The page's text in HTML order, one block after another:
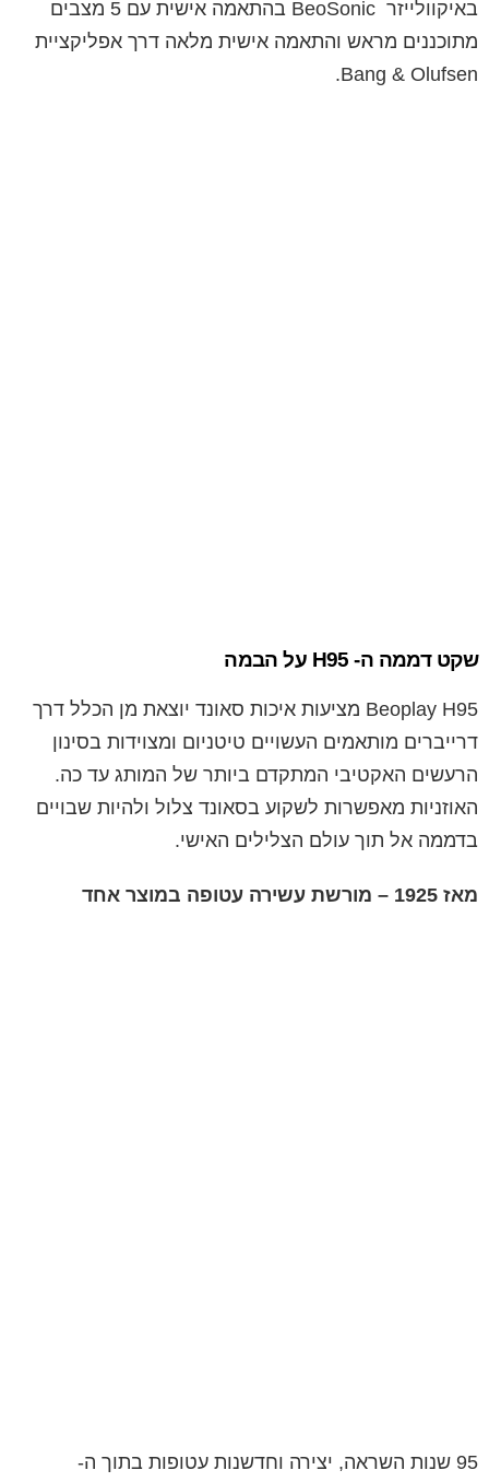
באיקוולייזר BeoSonic בהתאמה אישית עם 5 מצבים
מתוכננים מראש והתאמה אישית מלאה דרך אפליקציית
Bang & Olufsen.
שקט דממה ה- H95 על הבמה
Beoplay H95 מציעות איכות סאונד יוצאת מן הכלל דרך
דרייברים מותאמים העשויים טיטניום ומצוידות בסינון
הרעשים האקטיבי המתקדם ביותר של המותג עד כה.
האוזניות מאפשרות לשקוע בסאונד צלול ולהיות שבויים
בדממה אל תוך עולם הצלילים האישי.
מאז 1925 – מורשת עשירה עטופה במוצר אחד
95 שנות השראה, יצירה וחדשנות עטופות בתוך ה-